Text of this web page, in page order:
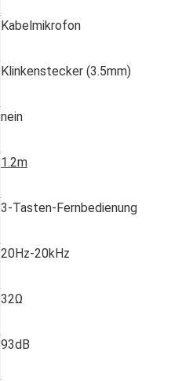
Kabelmikrofon
Klinkenstecker (3.5mm)
nein
1.2m
3-Tasten-Fernbedienung
20Hz-20kHz
32Ω
93dB